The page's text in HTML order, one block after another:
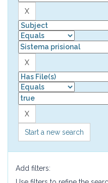
Start a new search
Add filters: